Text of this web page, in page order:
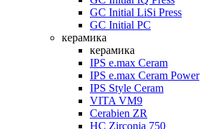
GC Initial LiSi Press
GC Initial PC
керамика
керамика
IPS e.max Ceram
IPS e.max Ceram Power
IPS Style Ceram
VITA VM9
Cerabien ZR
HC Zirconia 750